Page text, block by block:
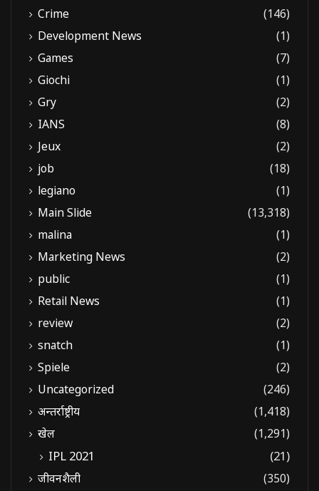
Crime
(146)
Development News
(1)
Games
(7)
Giochi
(1)
Gry
(2)
IANS
(8)
Jeux
(2)
job
(18)
legiano
(1)
Main Slide
(13,318)
malina
(1)
Marketing News
(2)
public
(1)
Retail News
(1)
review
(2)
snatch
(1)
Spiele
(2)
Uncategorized
(246)
अन्तर्राष्ट्रीय
(1,418)
खेल
(1,291)
IPL 2021 (21)
जीवनशैली
(350)